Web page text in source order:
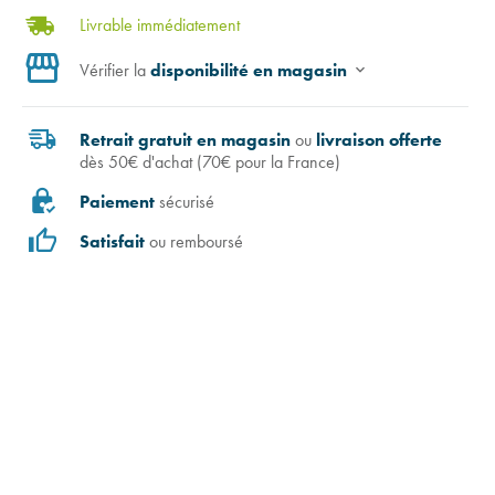
Livrable immédiatement
Vérifier ladisponibilité en magasin
Retrait gratuit en magasinou livraison offerte
dès 50€ d'achat (70€ pour la France)
Paiementsécurisé
Satisfaitou remboursé